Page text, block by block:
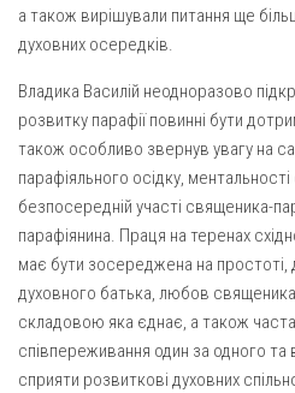
Різдва Пресвятої
Св. Апостола Андрія
Св. Миколая (с.
Успіння Пресвятої
Успіння Пресвятої
Парохії Сумської області
Введення в храм
Матері Божої
Монастирі
Свято-Покровський
а також вирішували питання ще
духовних осередків.
Владика Василій неодноразово
розвитку парафії повинні бути
також особливо звернув увагу на
парафіяльного осідку, ментальності
безпосередній участі священика-
парафіянина. Праця на теренах
має бути зосереджена на простоті,
духовного батька, любов
складовою яка єднає, а також
співпереживання один за одного
сприяти розвиткові духовних